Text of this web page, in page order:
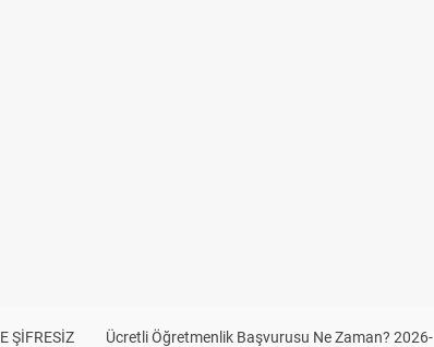
ŞİFRESİZ
Ücretli Öğretmenlik Başvurusu Ne Zaman? 2026-